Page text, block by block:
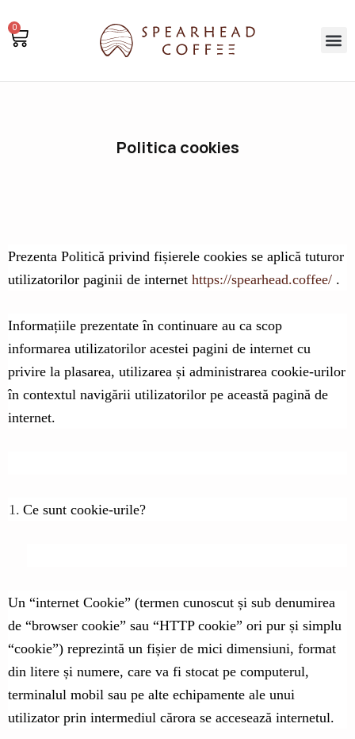
ca0 Cos
Politica cookies
Prezenta Politică privind fișierele cookies se aplică tuturor
utilizatorilor paginii de internet https://spearhead.coffee/ .
Informațiile prezentate în continuare au ca scop
informarea utilizatorilor acestei pagini de internet cu
privire la plasarea, utilizarea și administrarea cookie-urilor
în contextul navigării utilizatorilor pe această pagină de
internet.
Ce sunt cookie-urile?
Un “internet Cookie” (termen cunoscut și sub denumirea
de “browser cookie” sau “HTTP cookie” ori pur și simplu
“cookie”) reprezintă un fișier de mici dimensiuni, format
din litere și numere, care va fi stocat pe computerul,
terminalul mobil sau pe alte echipamente ale unui
utilizator prin intermediul cărora se accesează internetul.